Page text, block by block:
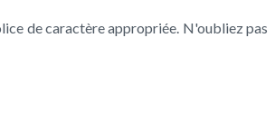
de caractère appropriée. N'oubliez pas